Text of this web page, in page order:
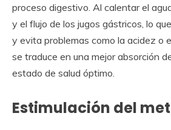
proceso digestivo. Al calentar el
y el flujo de los jugos gástricos, lo
y evita problemas como la acidez o
se traduce en una mejor absorción
estado de salud óptimo.
Estimulación del